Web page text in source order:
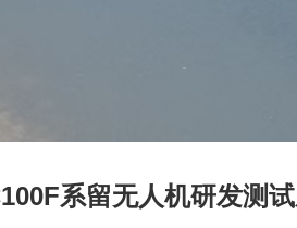
系留无人机研发测